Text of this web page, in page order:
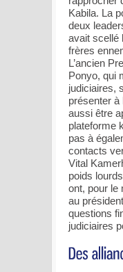
Kabila. La
deux
avait scellé
frères
L’ancien
Ponyo, qui
judiciaires,
présenter à
aussi être
plateforme
pas à
contacts
Vital
poids
ont, pour le
au
questions
judiciaires